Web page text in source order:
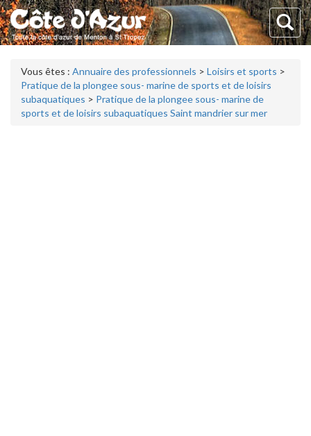
Vous êtes : Annuaire des professionnels > Loisirs et sports >
Pratique de la plongee sous- marine de sports et de loisirs
subaquatiques > Pratique de la plongee sous- marine de
sports et de loisirs subaquatiques Saint mandrier sur mer